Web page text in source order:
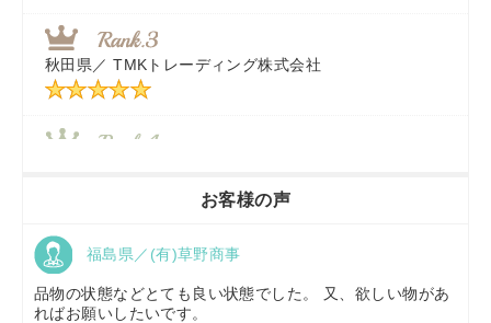
東京都／
秋田県／ TMKトレーディング株式会社
秋田県／ TMKトレーディング株式会社
京都府／
お客様の声
福島県／(有)草野商事
品物の状態などとても良い状態でした。 又、欲しい物があ
ればお願いしたいです。